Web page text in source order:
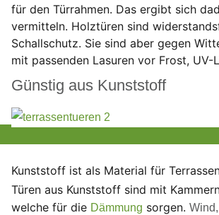
für den Türrahmen. Das ergibt sich
vermitteln. Holztüren sind
Schallschutz. Sie sind aber gegen
mit passenden Lasuren vor Frost,
Günstig aus Kunststoff
Kunststoff ist als Material für
Türen aus Kunststoff sind mit
welche für die Dämmung sorgen.